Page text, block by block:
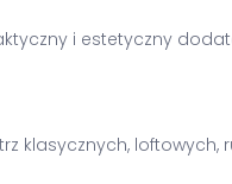
i estetyczny
klasycznych,